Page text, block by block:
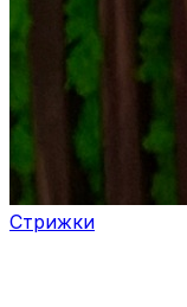
Стрижки